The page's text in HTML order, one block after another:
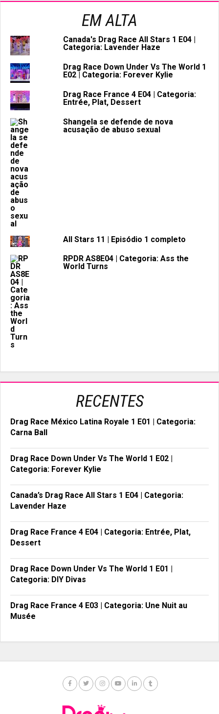
EM ALTA
Canada's Drag Race All Stars 1 E04 |
Categoria: Lavender Haze
Drag Race Down Under Vs The World 1
E02 | Categoria: Forever Kylie
Drag Race France 4 E04 | Categoria:
Entrée, Plat, Dessert
Shangela se defende de nova
acusação de abuso sexual
All Stars 11 | Episódio 1 completo
RPDR AS8E04 | Categoria: Ass the
World Turns
RECENTES
Drag Race México Latina Royale 1 E01 | Categoria:
Carna Ball
Drag Race Down Under Vs The World 1 E02 |
Categoria: Forever Kylie
Canada’s Drag Race All Stars 1 E04 | Categoria:
Lavender Haze
Drag Race France 4 E04 | Categoria: Entrée, Plat,
Dessert
Drag Race Down Under Vs The World 1 E01 |
Categoria: DIY Divas
Drag Race France 4 E03 | Categoria: Une Nuit au
Musée